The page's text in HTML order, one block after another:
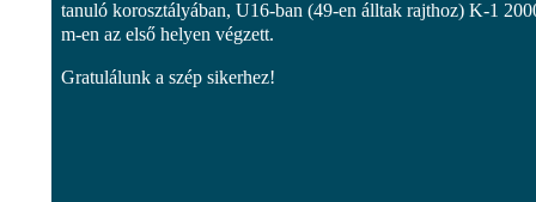
tanuló korosztályában, U16-ban (49-en álltak rajthoz) K-1
m-en az első helyen végzett.
Gratulálunk a szép sikerhez!